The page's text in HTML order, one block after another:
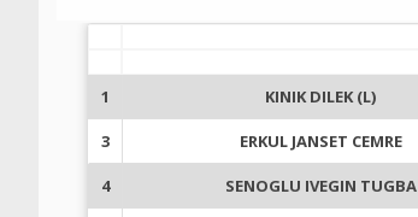
1 KINIK DILEK (L)
3 ERKUL JANSET CEMRE
4 SENOGLU IVEGIN TUGBA